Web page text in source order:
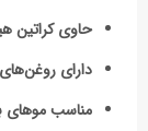
حاوی کراتین
دارای
مناسب موهای